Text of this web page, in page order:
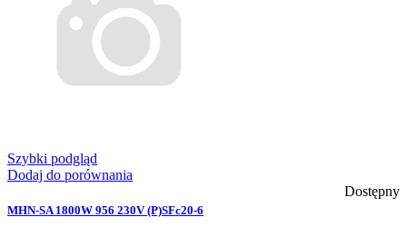
Szybki podgląd
Dodaj do porównania
Dostępny
MHN-SA 1800W 956 230V (P)SFc20-6